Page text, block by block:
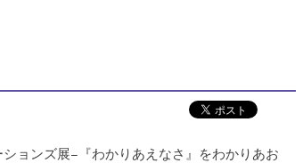
ョンズ展−『わかりあえなさ』をわかりあお